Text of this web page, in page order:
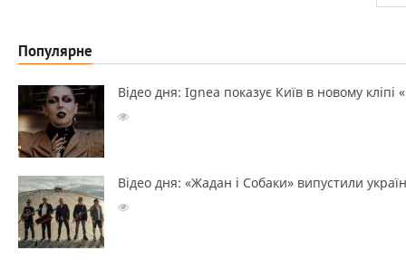
Популярне
Відео дня: Ignea показує Київ в новому кліпі
Відео дня: «Жадан і Собаки» випустили